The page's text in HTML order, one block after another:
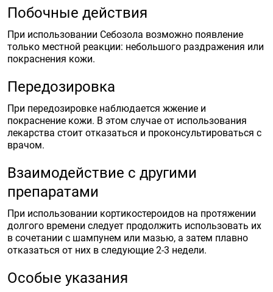
Побочные действия
При использовании Себозола возможно появление
только местной реакции: небольшого раздражения или
покраснения кожи.
Передозировка
При передозировке наблюдается жжение и
покраснение кожи. В этом случае от использования
лекарства стоит отказаться и проконсультироваться с
врачом.
Взаимодействие с другими
препаратами
При использовании кортикостероидов на протяжении
долгого времени следует продолжить использовать их
в сочетании с шампунем или мазью, а затем плавно
отказаться от них в следующие 2-3 недели.
Особые указания